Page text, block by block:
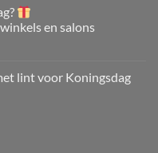
en salons
lint voor Koningsdag